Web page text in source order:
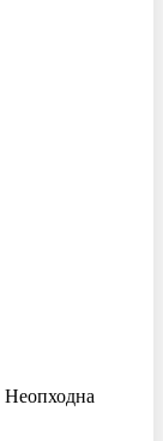
Неопходна